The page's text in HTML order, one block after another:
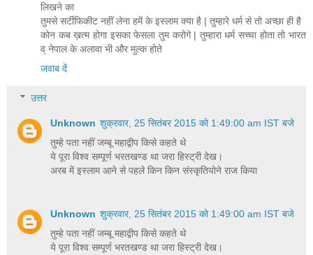
लिखने का
तुमसे सर्टीफिकीट नहीं लेना हमें के इस्लाम क्या है | तुम्हारे धर्म से तो अच्छा ही है
कोन कब ख़त्म होगा इसका फेसला तुम करोगे | तुम्हारा धर्म सच्चा होता तो भारत
व् नेपाल के अलावा भी और मुल्क होते
जवाब दें
उत्तर
Unknown शुक्रवार, 25 सितंबर 2015 को 1:49:00 am IST बजे
तुम्हे पता नहीं जम्बू महाद्वीप किसे कहते थे
ये पूरा विश्व सम्पूर्ण भरतखण्ड था जरा हिस्ट्री देख।
अरब में इस्लाम आने से पहले किन किन संस्कृतियोने राज किया
Unknown शुक्रवार, 25 सितंबर 2015 को 1:49:00 am IST बजे
तुम्हे पता नहीं जम्बू महाद्वीप किसे कहते थे
ये पूरा विश्व सम्पूर्ण भरतखण्ड था जरा हिस्ट्री देख।